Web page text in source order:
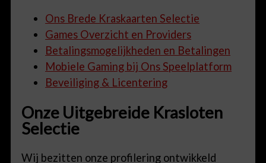
Ons Brede Kraskaarten Selectie
Games Overzicht en Providers
Betalingsmogelijkheden en Betalingen
Mobiele Gaming bij Ons Speelplatform
Beveiliging & Licentering
Onze Uitgebreide Krasloten
Selectie
Wij bezitten onze profilering ontwikkeld